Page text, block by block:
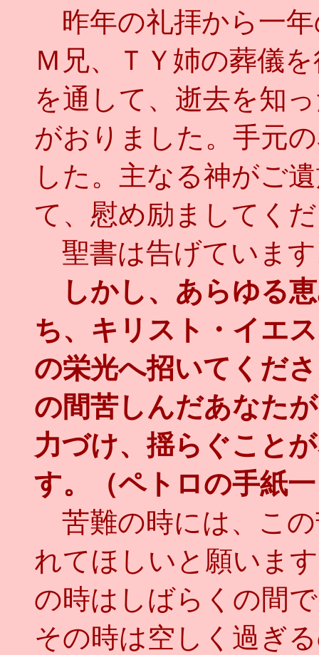
昨年の礼拝から一
Ｍ兄、ＴＹ姉の葬儀
を通して、逝去を知
がおりました。手元
した。主なる神がご
て、慰め励ましてく
聖書は告げていま
しかし、あらゆる
ち、キリスト・イエ
の栄光へ招いてくだ
の間苦しんだあなた
力づけ、揺らぐこと
す。（ペトロの手紙
苦難の時には、こ
れてほしいと願いま
の時はしばらくの間
その時は空しく過ぎ